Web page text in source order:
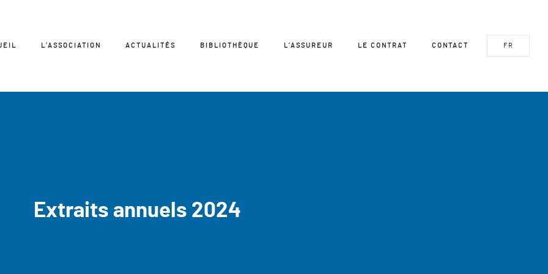
FR
L’ASSOCIATION ACTUALITÉS BIBLIOTHÈQUE L’ASSUREUR LE CONTRAT CONTACT
Extraits annuels 2024